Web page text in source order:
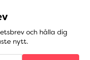
och hålla dig
nytt.